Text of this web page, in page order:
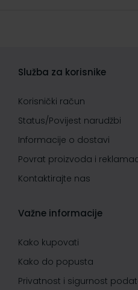
Služba za korisnike
Korisnički račun
Status/Povijest narudžbi
Informacije o dostavi
Povrat proizvoda i
Kontaktirajte nas
Važne informacije
Kako kupovati
Kako do popusta
Privatnost i sigurnost